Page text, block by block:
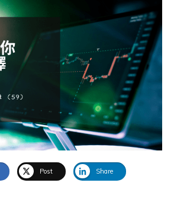
Post Share